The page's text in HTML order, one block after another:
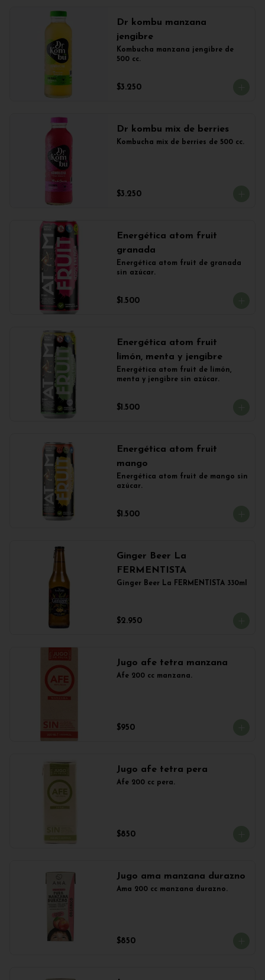
Dr kombu manzana
jengibre
Kombucha manzana jengibre de
500 cc.
$3.250
Dr kombu mix de berries
Kombucha mix de berries de 500 cc.
$3.250
Energética atom fruit
granada
Energética atom fruit de granada
sin azúcar.
$1.500
Energética atom fruit
limón, menta y jengibre
Energética atom fruit de limón,
menta y jengibre sin azúcar.
$1.500
Energética atom fruit
mango
Energética atom fruit de mango sin
azúcar.
$1.500
Ginger Beer La
FERMENTISTA
Ginger Beer La FERMENTISTA 330ml
$2.950
Jugo afe tetra manzana
Afe 200 cc manzana.
$950
Jugo afe tetra pera
Afe 200 cc pera.
$850
Jugo ama manzana durazno
Ama 200 cc manzana durazno.
$850